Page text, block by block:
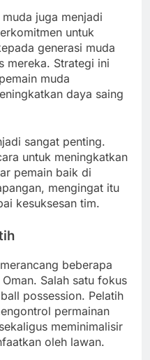
juga menjadi
untuk
generasi muda
mereka. Strategi ini
muda
daya saing
sangat penting.
untuk meningkatkan
pemain baik di
mengingat itu
kesuksesan tim.
beberapa
Salah satu fokus
possession. Pelatih
permainan
meminimalisir
oleh lawan.